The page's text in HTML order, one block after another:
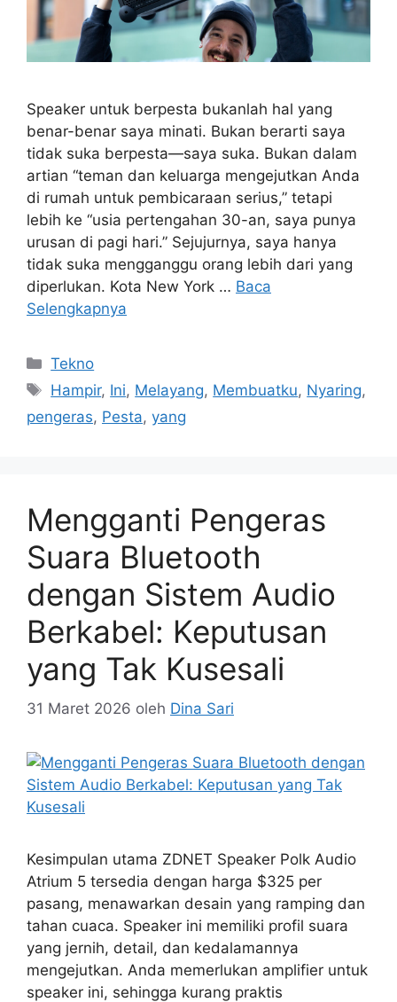
Speaker untuk berpesta bukanlah hal yang
benar-benar saya minati. Bukan berarti saya
tidak suka berpesta—saya suka. Bukan dalam
artian “teman dan keluarga mengejutkan Anda
di rumah untuk pembicaraan serius,” tetapi
lebih ke “usia pertengahan 30-an, saya punya
urusan di pagi hari.” Sejujurnya, saya hanya
tidak suka mengganggu orang lebih dari yang
diperlukan. Kota New York … Baca
Selengkapnya
Kategori
Tekno
Tag
Hampir, Ini, Melayang, Membuatku, Nyaring,
pengeras, Pesta, yang
Mengganti Pengeras
Suara Bluetooth
dengan Sistem Audio
Berkabel: Keputusan
yang Tak Kusesali
31 Maret 2026 oleh Dina Sari
Kesimpulan utama ZDNET Speaker Polk Audio
Atrium 5 tersedia dengan harga $325 per
pasang, menawarkan desain yang ramping dan
tahan cuaca. Speaker ini memiliki profil suara
yang jernih, detail, dan kedalamannya
mengejutkan. Anda memerlukan amplifier untuk
speaker ini, sehingga kurang praktis